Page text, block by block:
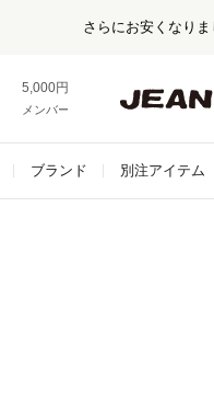
さらにお安くなり
5,000円以上お買い上げで送料無
メンバー登録でお得な情報をゲッ
ブランド 別注アイテム